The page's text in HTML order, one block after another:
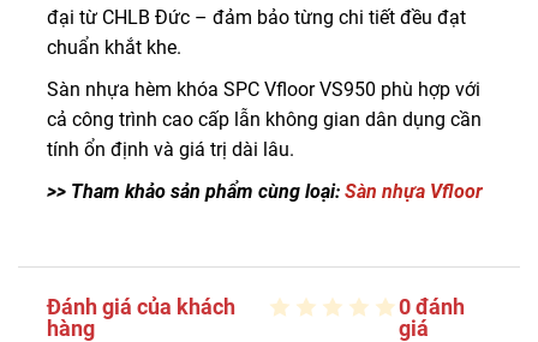
đại từ CHLB Đức – đảm bảo từng chi tiết đều đạt
chuẩn khắt khe.
Sàn nhựa hèm khóa SPC Vfloor VS950 phù hợp với
cả công trình cao cấp lẫn không gian dân dụng cần
tính ổn định và giá trị dài lâu.
>> Tham khảo sản phẩm cùng loại: Sàn nhựa Vfloor
Đánh giá của khách
hàng
0 đánh
giá